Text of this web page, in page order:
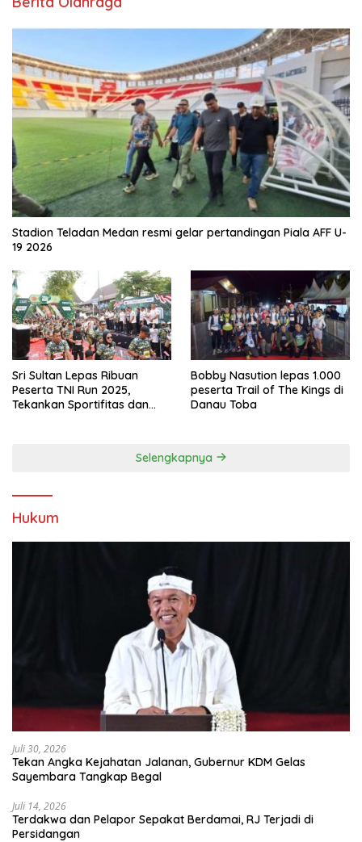
Stadion Teladan Medan resmi gelar pertandingan Piala AFF U-
19 2026
Sri Sultan Lepas Ribuan
Peserta TNI Run 2025,
Tekankan Sportifitas dan
Bobby Nasution lepas 1.000
peserta Trail of The Kings di
Danau Toba
Selengkapnya
Hukum
Juli 30, 2026
Tekan Angka Kejahatan Jalanan, Gubernur KDM Gelas
Sayembara Tangkap Begal
Juli 14, 2026
Terdakwa dan Pelapor Sepakat Berdamai, RJ Terjadi di
Persidangan